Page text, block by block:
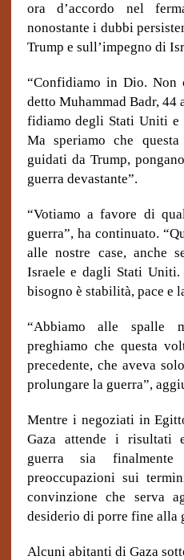
ora d’accordo nel
nonostante i dubbi
Trump e sull’impegno di
“Confidiamo in Dio.
detto Muhammad Badr, 44
fidiamo degli Stati Uniti
Ma speriamo che
guidati da Trump,
guerra devastante”.
“Votiamo a favore di
guerra”, ha continuato.
alle nostre case, anche
Israele e dagli Stati
bisogno è stabilità, pace e
“Abbiamoalle spalle
preghiamo che questa
precedente, che aveva
prolungare la guerra”,
Mentre i negoziati in
Gaza attende i risultati
guerra sia
preoccupazioni sui
convinzione che serva
desiderio di porre fine alla
Alcuni abitanti di Gaza